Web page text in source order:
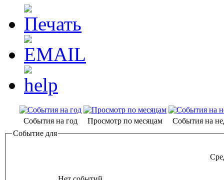
События на год Просмотр по месяцам
События на
Событие для